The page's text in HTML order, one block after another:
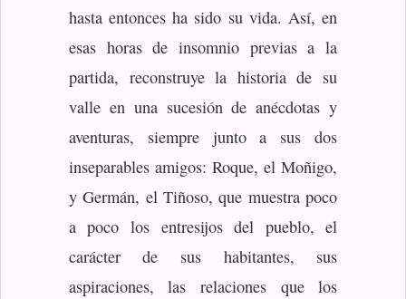
hasta entonces ha sido su vida. Así, en
esas horas de insomnio previas a la
partida, reconstruye la historia de su
valle en una sucesión de anécdotas y
aventuras, siempre junto a sus dos
inseparables amigos: Roque, el Moñigo,
y Germán, el Tiñoso, que muestra poco
a poco los entresijos del pueblo, el
carácter de sus habitantes, sus
aspiraciones, las relaciones que los